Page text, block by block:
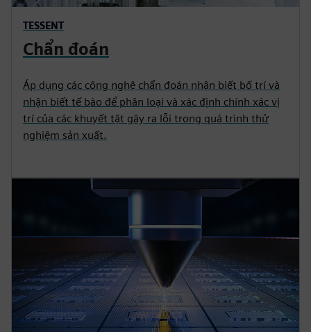
TESSENT
Chẩn đoán
Áp dụng các công nghệ chẩn đoán nhận biết bố trí và
nhận biết tế bào để phân loại và xác định chính xác vị
trí của các khuyết tật gây ra lỗi trong quá trình thử
nghiệm sản xuất.